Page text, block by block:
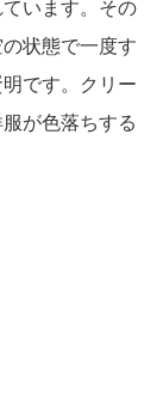
います。その
状態で一度す
です。クリー
が色落ちする